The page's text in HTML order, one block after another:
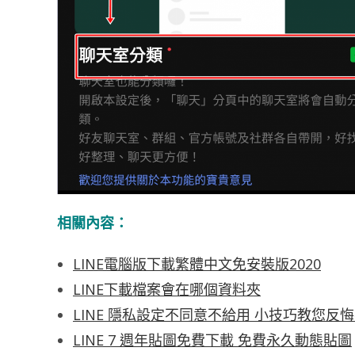
相關內容：
LINE電腦版下載繁體中文免安裝版2020
LINE下載檔案會在哪個資料夾
LINE 隱私設定不同意不給用 小技巧教您反
LINE 7 週年貼圖免費下載 免費永久動態貼圖